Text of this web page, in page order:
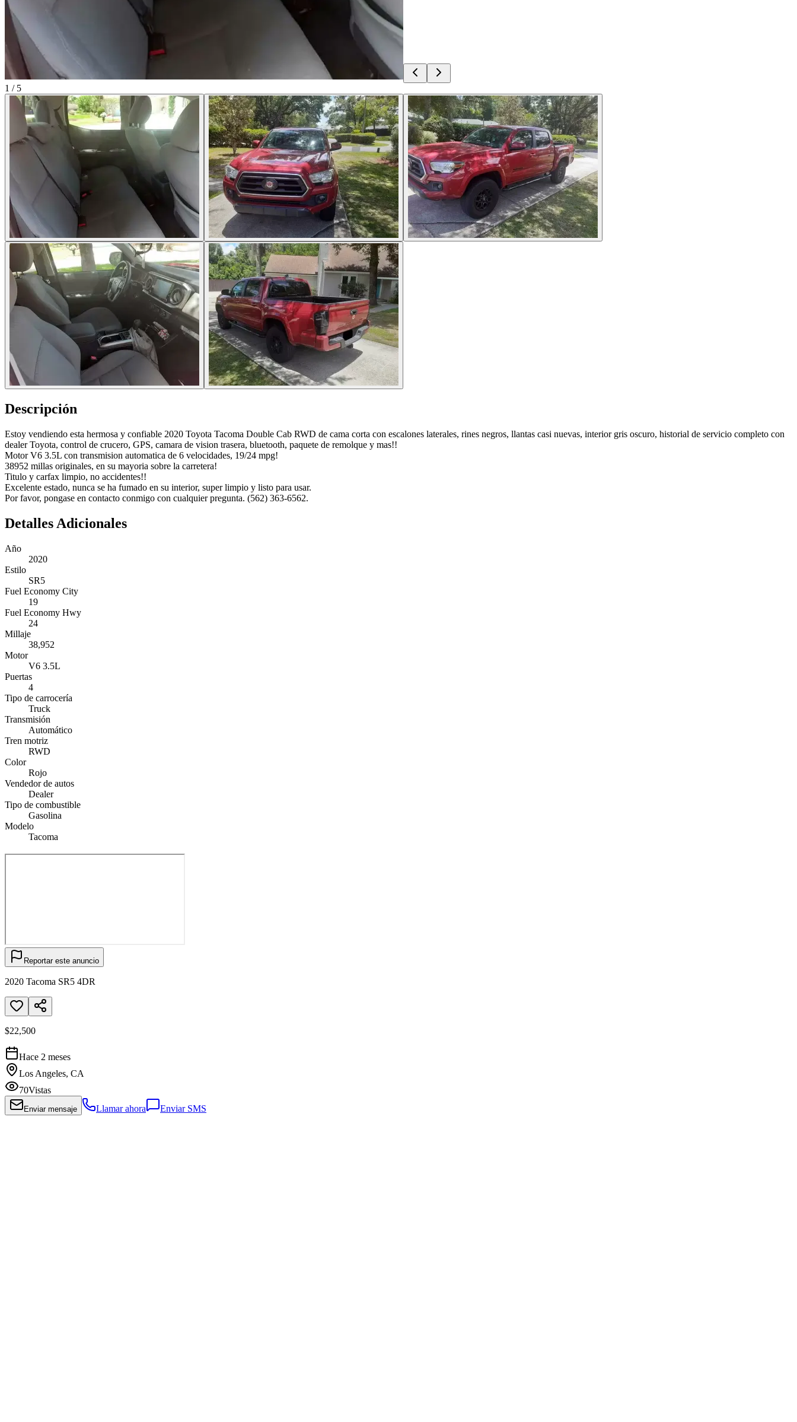
1 / 5
Descripción
Estoy vendiendo esta hermosa y confiable 2020 Toyota Tacoma Double Cab RWD de cama corta con escalones laterales, rines negros, llantas casi nuevas, interior gris oscuro, historial de servicio completo con
dealer Toyota, control de crucero, GPS, camara de vision trasera, bluetooth, paquete de remolque y mas!!
Motor V6 3.5L con transmision automatica de 6 velocidades, 19/24 mpg!
38952 millas originales, en su mayoria sobre la carretera!
Titulo y carfax limpio, no accidentes!!
Excelente estado, nunca se ha fumado en su interior, super limpio y listo para usar.
Por favor, pongase en contacto conmigo con cualquier pregunta. (562) 363-6562.
Detalles Adicionales
Año
2020
Estilo
SR5
Fuel Economy City
19
Fuel Economy Hwy
24
Millaje
38,952
Motor
V6 3.5L
Puertas
4
Tipo de carrocería
Truck
Transmisión
Automático
Tren motriz
RWD
Color
Rojo
Vendedor de autos
Dealer
Tipo de combustible
Gasolina
Modelo
Tacoma
Reportar este anuncio
2020 Tacoma SR5 4DR
$22,500
Hace 2 meses
Los Angeles, CA
70Vistas
Enviar mensaje Llamar ahora Enviar SMS